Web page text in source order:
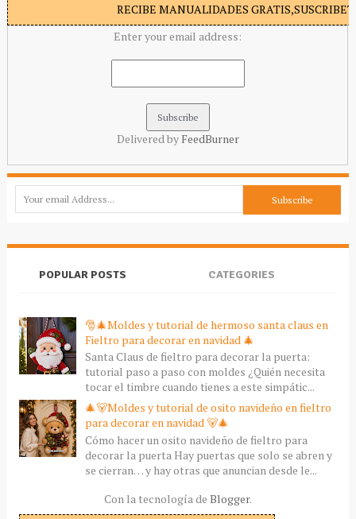
RECIBE MANUALIDADES
Enter your email address:
Delivered by FeedBurner
POPULAR POSTS CATEGORIES
🎅🎄Moldes y tutorial de hermoso santa claus en
Fieltro para decorar en navidad 🎄
Santa Claus de fieltro para decorar la puerta:
tutorial paso a paso con moldes ¿Quién necesita
tocar el timbre cuando tienes a este simpátic...
🎄🐻Moldes y tutorial de osito navideño en fieltro
para decorar en navidad 🐻🎄
Cómo hacer un osito navideño de fieltro para
decorar la puerta Hay puertas que solo se abren y
se cierran… y hay otras que anuncian desde le...
Con la tecnología de Blogger.